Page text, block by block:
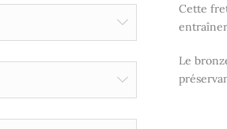
Cette
Le